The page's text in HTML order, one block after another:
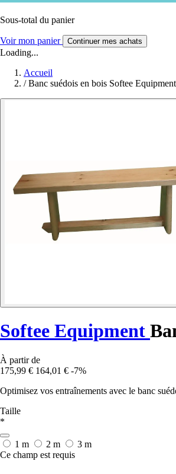
Sous-total du panier
Voir mon panier Continuer mes achats
Loading...
Accueil
/ Banc suédois en bois Softee Equipment
Softee Equipment
À partir de
175,99 € 164,01 € -7%
Optimisez vos entraînements avec le banc
Taille
*
1 m 2 m
3 m
Ce champ est requis